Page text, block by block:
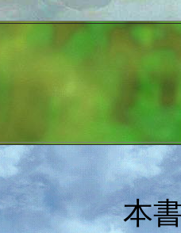
本